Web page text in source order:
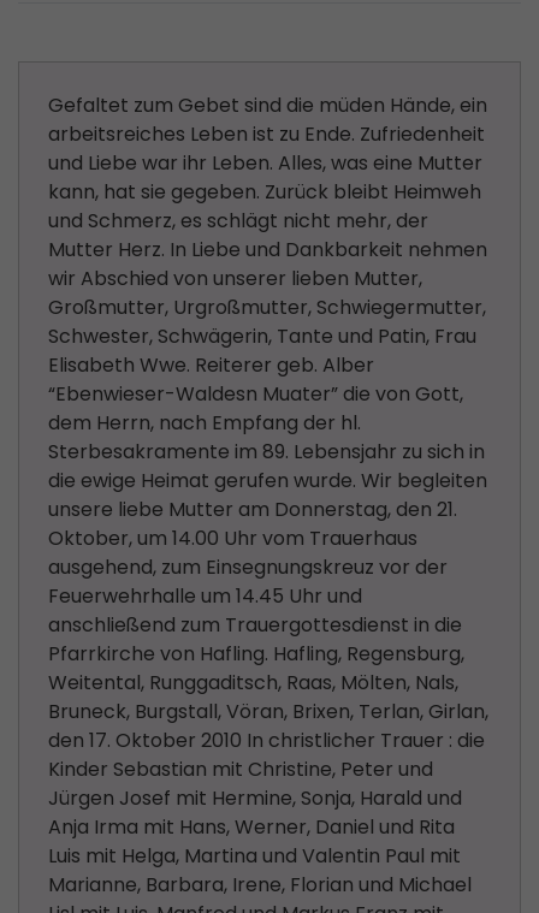
Gefaltet zum Gebet sind die müden Hände, ein
arbeitsreiches Leben ist zu Ende. Zufriedenheit
und Liebe war ihr Leben. Alles, was eine Mutter
kann, hat sie gegeben. Zurück bleibt Heimweh
und Schmerz, es schlägt nicht mehr, der
Mutter Herz. In Liebe und Dankbarkeit nehmen
wir Abschied von unserer lieben Mutter,
Großmutter, Urgroßmutter, Schwiegermutter,
Schwester, Schwägerin, Tante und Patin, Frau
Elisabeth Wwe. Reiterer geb. Alber
“Ebenwieser-Waldesn Muater” die von Gott,
dem Herrn, nach Empfang der hl.
Sterbesakramente im 89. Lebensjahr zu sich in
die ewige Heimat gerufen wurde. Wir begleiten
unsere liebe Mutter am Donnerstag, den 21.
Oktober, um 14.00 Uhr vom Trauerhaus
ausgehend, zum Einsegnungskreuz vor der
Feuerwehrhalle um 14.45 Uhr und
anschließend zum Trauergottesdienst in die
Pfarrkirche von Hafling. Hafling, Regensburg,
Weitental, Runggaditsch, Raas, Mölten, Nals,
Bruneck, Burgstall, Vöran, Brixen, Terlan, Girlan,
den 17. Oktober 2010 In christlicher Trauer : die
Kinder Sebastian mit Christine, Peter und
Jürgen Josef mit Hermine, Sonja, Harald und
Anja Irma mit Hans, Werner, Daniel und Rita
Luis mit Helga, Martina und Valentin Paul mit
Marianne, Barbara, Irene, Florian und Michael